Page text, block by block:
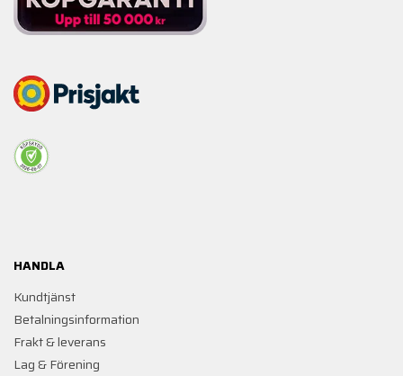
HANDLA
Kundtjänst
Betalningsinformation
Frakt & leverans
Lag & Förening